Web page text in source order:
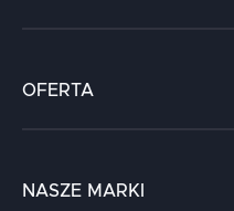
Kariera
Kontakt
OFERTA
Chatboty
NASZE MARKI